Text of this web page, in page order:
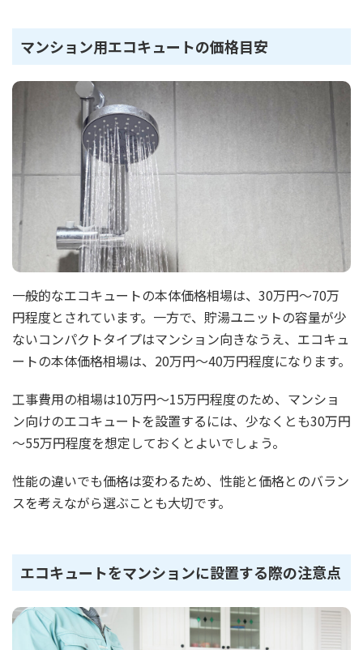
マンション用エコキュートの価格目安
一般的なエコキュートの本体価格相場は、30万円～70万
円程度とされています。一方で、貯湯ユニットの容量が少
ないコンパクトタイプはマンション向きなうえ、エコキュ
ートの本体価格相場は、20万円～40万円程度になります。
工事費用の相場は10万円～15万円程度のため、マンショ
ン向けのエコキュートを設置するには、少なくとも30万円
～55万円程度を想定しておくとよいでしょう。
性能の違いでも価格は変わるため、性能と価格とのバラン
スを考えながら選ぶことも大切です。
エコキュートをマンションに設置する際の注意点